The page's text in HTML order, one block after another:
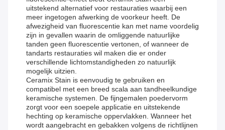
uitstekend alternatief voor restauraties waarbij een
meer ingetogen afwerking de voorkeur heeft. De
afwezigheid van fluorescentie kan met name voordelig
zijn in gevallen waarin de omliggende natuurlijke
tanden geen fluorescentie vertonen, of wanneer de
tandarts restauraties wil maken die er onder
verschillende lichtomstandigheden zo natuurlijk
mogelijk uitzien.
Ceramix Stain is eenvoudig te gebruiken en
compatibel met een breed scala aan tandheelkundige
keramische systemen. De fijngemalen poedervorm
zorgt voor een soepele applicatie en uitstekende
hechting op keramische oppervlakken. Wanneer het
wordt aangebracht en gebakken volgens de richtlijnen